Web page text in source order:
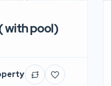
with pool)